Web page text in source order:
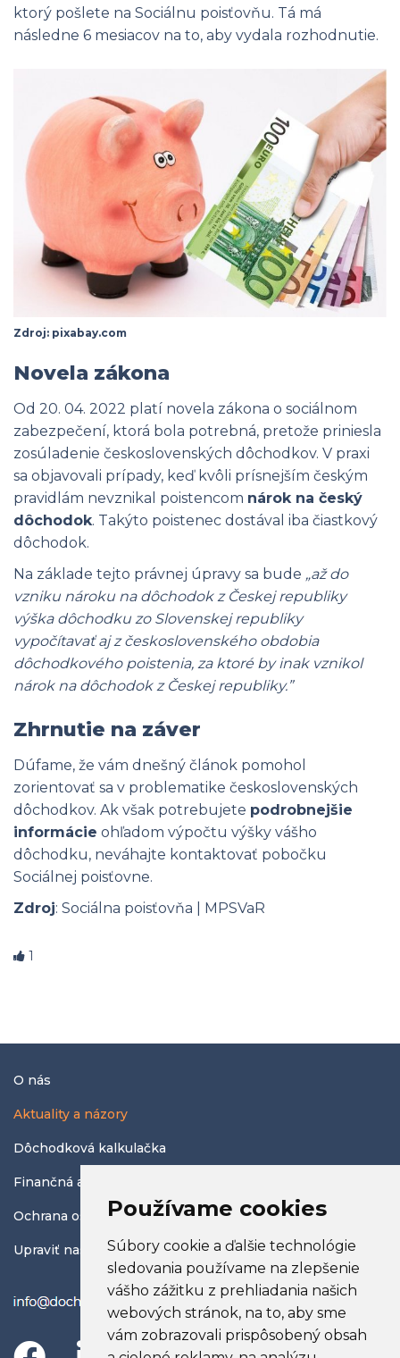
Používame cookies
Súbory cookie a ďalšie technológie
sledovania používame na zlepšenie
vášho zážitku z prehliadania našich
webových stránok, na to, aby sme
vám zobrazovali prispôsobený obsah
ktorý pošlete na Sociálnu poisťovňu. Tá má
následne 6 mesiacov na to, aby vydala rozhodnutie.
Zdroj: pixabay.com
Novela zákona
Od 20. 04. 2022 platí novela zákona o sociálnom
zabezpečení, ktorá bola potrebná, pretože priniesla
zosúladenie československých dôchodkov. V praxi
sa objavovali prípady, keď kvôli prísnejším českým
pravidlám nevznikal poistencom nárok na český
dôchodok. Takýto poistenec dostával iba čiastkový
dôchodok.
Na základe tejto právnej úpravy sa bude „až do
vzniku nároku na dôchodok z Českej republiky
výška dôchodku zo Slovenskej republiky
vypočítavať aj z československého obdobia
dôchodkového poistenia, za ktoré by inak vznikol
nárok na dôchodok z Českej republiky.”
Zhrnutie na záver
Dúfame, že vám dnešný článok pomohol
zorientovať sa v problematike československých
dôchodkov. Ak však potrebujete podrobnejšie
informácie ohľadom výpočtu výšky vášho
dôchodku, neváhajte kontaktovať pobočku
Sociálnej poisťovne.
Zdroj: Sociálna poisťovňa MPSVaR
1
O nás
Aktuality a názory
Dôchodková kalkulačka
Finančná abeceda
Ochrana osobných údajov
Upraviť nastavenia COOKIES